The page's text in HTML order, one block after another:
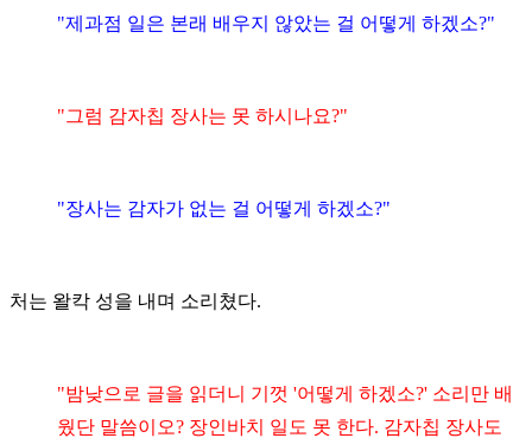
"제과점 일은 본래 배우지 않았는 걸 어떻게 하겠소?"
"그럼 감자칩 장사는 못 하시나요?"
"장사는 감자가 없는 걸 어떻게 하겠소?"
처는 왈칵 성을 내며 소리쳤다.
"밤낮으로 글을 읽더니 기껏 '어떻게 하겠소?' 소리만 배
웠단 말씀이오? 장인바치 일도 못 한다. 감자칩 장사도